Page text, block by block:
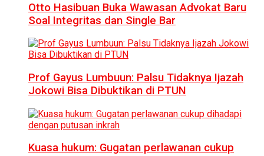
Otto Hasibuan Buka Wawasan Advokat Baru
Soal Integritas dan Single Bar
Prof Gayus Lumbuun: Palsu Tidaknya Ijazah
Jokowi Bisa Dibuktikan di PTUN
Kuasa hukum: Gugatan perlawanan cukup